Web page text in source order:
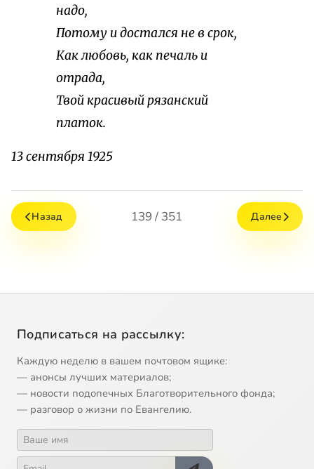
надо,
Потому и достался не в срок,
Как любовь, как печаль и
отрада,
Твой красивый рязанский
платок.
13 сентября 1925
Назад 139 / 351 Далее
Подписаться на рассылку:
Каждую неделю в вашем почтовом ящике:
— анонсы лучших материалов;
— новости подопечных Благотворительного фонда;
— разговор о жизни по Евангелию.